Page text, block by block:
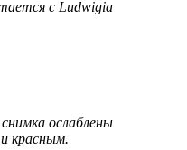
с Ludwigia
ослаблены
красным.